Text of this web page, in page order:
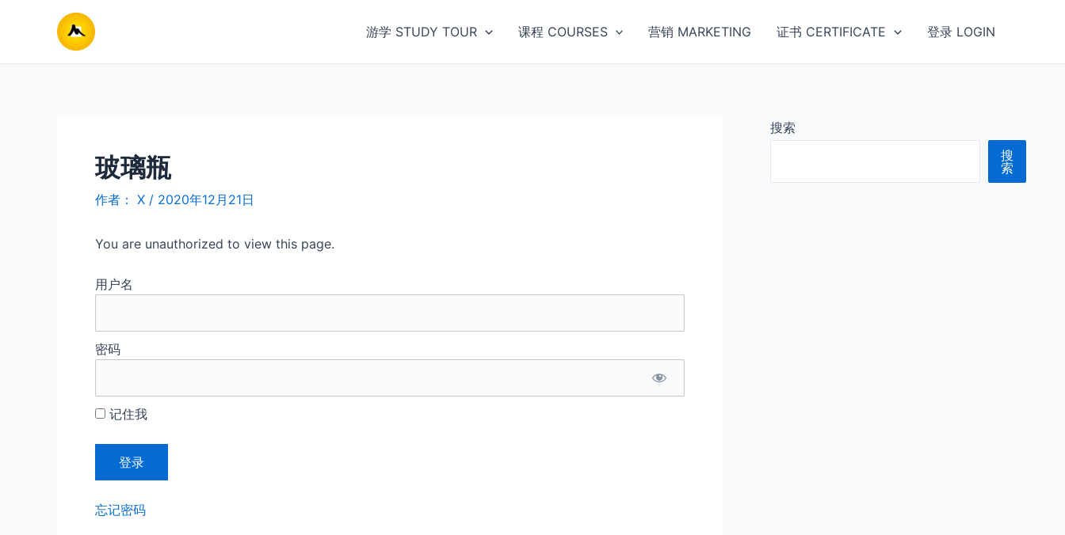
游学 STUDY TOUR 课程 COURSES 营销 MARKETING 证书 CERTIFICATE 登录 LOGIN
玻璃瓶
作者： X / 2020年12月21日
You are unauthorized to view this page.
用户名
密码
记住我
忘记密码
搜索
搜
索